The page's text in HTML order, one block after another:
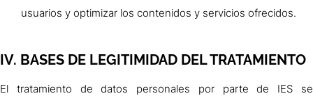
usuarios y optimizar los contenidos y servicios ofrecidos.
IV. BASES DE LEGITIMIDAD DEL TRATAMIENTO
El tratamiento de datos personales por parte de IES se